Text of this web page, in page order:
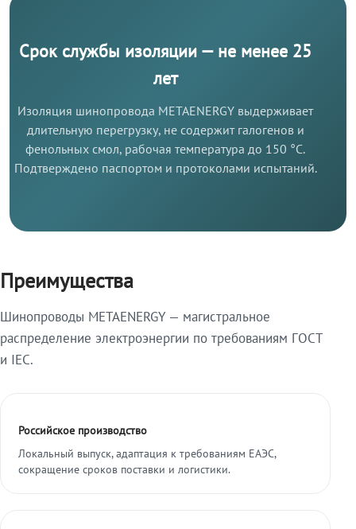
Срок службы изоляции — не менее 25
лет
Изоляция шинопровода METAENERGY выдерживает
длительную перегрузку, не содержит галогенов и
фенольных смол, рабочая температура до 150 °C.
Подтверждено паспортом и протоколами испытаний.
Преимущества
Шинопроводы METAENERGY — магистральное
распределение электроэнергии по требованиям ГОСТ
и IEC.
Российское производство
Локальный выпуск, адаптация к требованиям ЕАЭС,
сокращение сроков поставки и логистики.